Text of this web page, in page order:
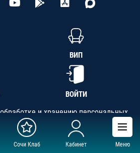
Сочи Клаб Кабинет Меню
ВИП
ВОЙТИ
и хранению персональных
данных
Регион», ОГРН 1142300002349,